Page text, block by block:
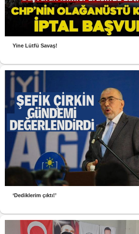
Yine Lütfü Savaş!
‘Dediklerim çıktı!’